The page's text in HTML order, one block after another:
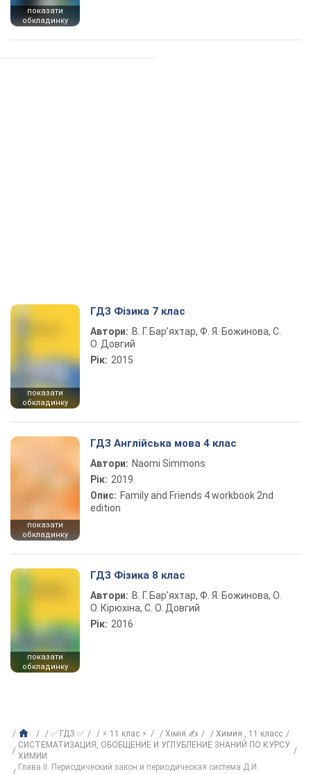
показати
обкладинку
показати
обкладинку
ГДЗ Фізика 7 клас
Автори: В. Г. Бар’яхтар, Ф. Я. Божинова, С.
О. Довгий
Рік: 2015
показати
обкладинку
ГДЗ Англійська мова 4 клас
Автори: Naomi Simmons
Рік: 2019
Опис: Family and Friends 4 workbook 2nd
edition
показати
обкладинку
ГДЗ Фізика 8 клас
Автори: В. Г. Бар’яхтар, Ф. Я. Божинова, О.
О. Кірюхіна, С. О. Довгий
Рік: 2016
✅ ГДЗ ✅ ⚡ 11 клас ⚡ Хімія ✍
Химия , 11 класс
СИСТЕМАТИ3АЦИЯ, ОБОБЩЕНИЕ И УГЛУБЛЕНИЕ 3НАНИЙ ПО КУРСУ
ХИМИИ
Глава II. Периодический закон и периодическая система Д.И.